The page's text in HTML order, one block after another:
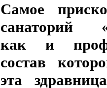
Самое
санаторий
как и
состав
эта